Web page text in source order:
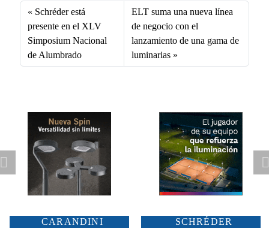
bo
ok
In
ail ts
A
pp
Schréder está
presente en el XLV
Simposium Nacional
de Alumbrado
ELT suma una nueva línea
de negocio con el
lanzamiento de una gama de
luminarias
CARANDINI SCHRÉDER